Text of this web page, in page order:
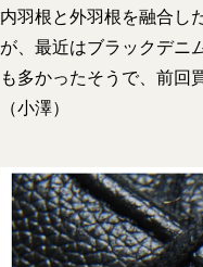
内羽根と外羽根を融合し
が、最近はブラックデニ
も多かったそうで、前回
（小澤）